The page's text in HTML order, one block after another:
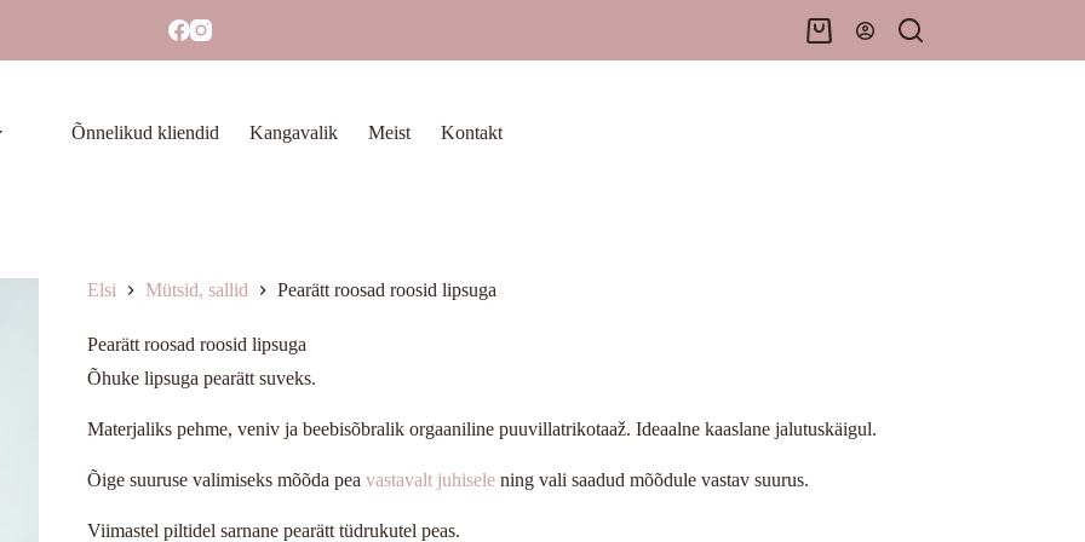
Shopping
cart
Õnnelikud kliendid Kangavalik Meist Kontakt
Elsi Mütsid, sallid Pearätt roosad roosid lipsuga
Pearätt roosad roosid lipsuga
Õhuke lipsuga pearätt suveks.
Materjaliks pehme, veniv ja beebisõbralik orgaaniline puuvillatrikotaaž. Ideaalne kaaslane jalutuskäigul.
Õige suuruse valimiseks mõõda pea vastavalt juhiselening vali saadud mõõdule vastav suurus.
Viimastel piltidel sarnane pearätt tüdrukutel peas.